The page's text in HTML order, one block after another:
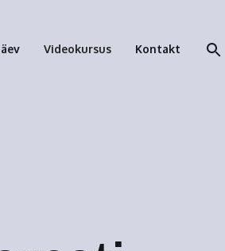
Videokursus Kontakt